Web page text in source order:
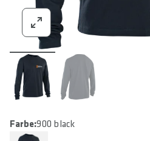
Farbe:900 black